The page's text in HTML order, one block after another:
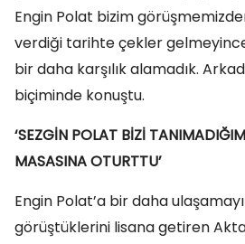
Engin Polat bizim
verdiği tarihte çekler
bir daha karşılık alamadık.
biçiminde konuştu.
‘SEZGİN POLAT BİZİ
MASASINA OTURTTU’
Engin Polat’a bir daha
görüştüklerini lisana getiren